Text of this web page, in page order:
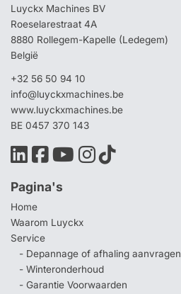
Luyckx Machines BV
Roeselarestraat 4A
8880 Rollegem-Kapelle (Ledegem)
België
+32 56 50 94 10
info@luyckxmachines.be
www.luyckxmachines.be
BE 0457 370 143
Pagina's
Home
Waarom Luyckx
Service
- Depannage of afhaling aanvragen
- Winteronderhoud
- Garantie Voorwaarden